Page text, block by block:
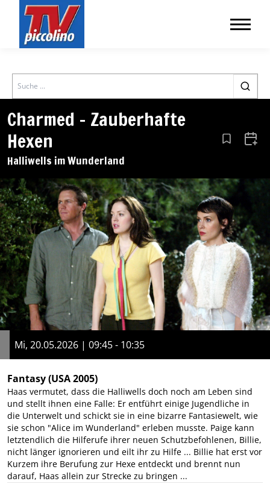
Search
Charmed – Zauberhafte
Hexen
Halliwells im Wunderland
Aus den
Mi, 20.05.2026 | 09:45 - 10:35
Fantasy(USA 2005)
Haas vermutet, dass die Halliwells doch noch am Leben sind
und stellt ihnen eine Falle: Er entführt einige Jugendliche in
die Unterwelt und schickt sie in eine bizarre Fantasiewelt, wie
sie schon "Alice im Wunderland" erleben musste. Paige kann
letztendlich die Hilferufe ihrer neuen Schutzbefohlenen, Billie,
nicht länger ignorieren und eilt ihr zu Hilfe ... Billie hat erst vor
Kurzem ihre Berufung zur Hexe entdeckt und brennt nun
darauf, Haas allein zur Strecke zu bringen ...